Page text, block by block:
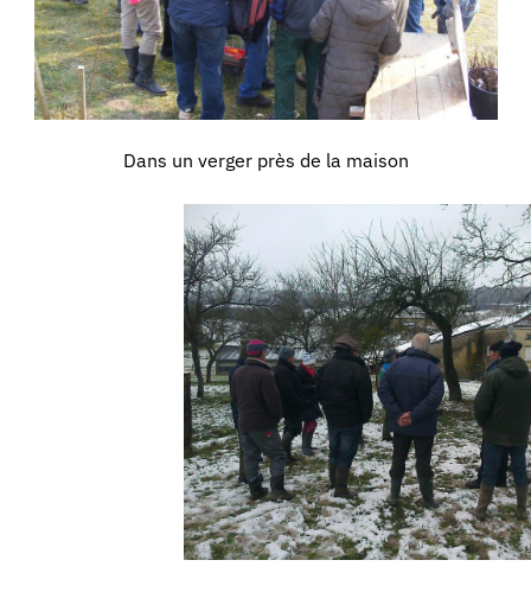
Dans un verger près de la maison